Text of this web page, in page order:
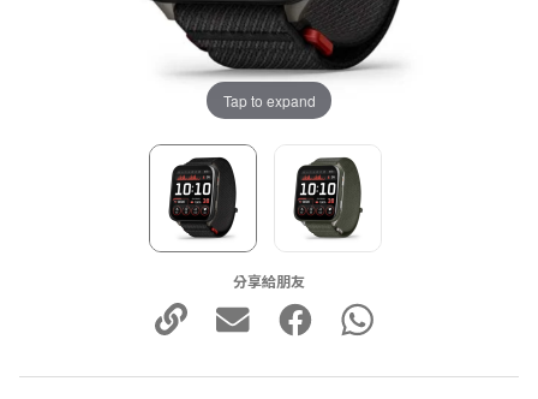
Tap to expand
分享給朋友